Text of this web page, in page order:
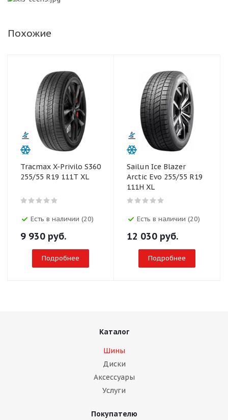
Похожие
Tracmax X-Privilo S360
255/55 R19 111T XL
Есть в наличии (20)
9 930 руб.
Подробнее
Sailun Ice Blazer
Arctic Evo 255/55 R19
111H XL
Есть в наличии (20)
12 030 руб.
Подробнее
Каталог
Шины
Диски
Аксессуары
Услуги
Покупателю